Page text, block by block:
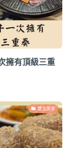
擁有頂級三重
雙北美食